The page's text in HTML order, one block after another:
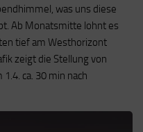
was uns diese
Ab Monatsmitte lohnt es
tief am Westhorizont
zeigt die Stellung von
ca. 30 min nach